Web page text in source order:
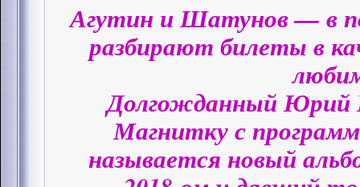
Агутин и Шатунов — в
разбирают билеты в
Долгожданный Юрий
Магнитку с
называется новый